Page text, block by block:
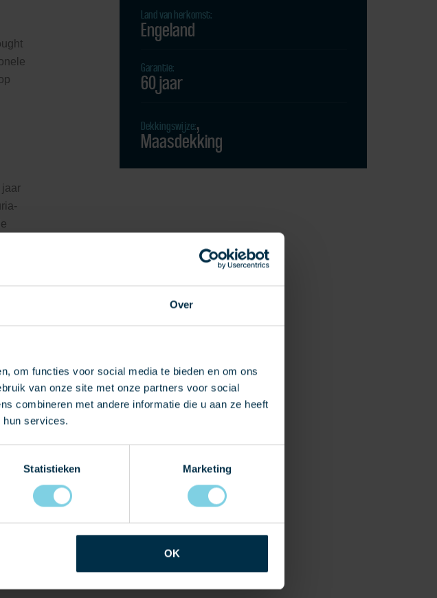
Over
om functies voor social media te bieden en om ons
van onze site met onze partners voor social
combineren met andere informatie die u aan ze heeft
hun services.
Statistieken Marketing
OK
jaar
lak
Land van herkomst:
Engeland
Garantie:
60 jaar
Dekkingswijze:
Maasdekking